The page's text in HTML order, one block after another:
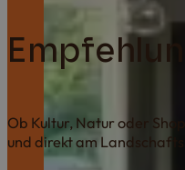
Ob Kultur, Natur oder
und direkt am